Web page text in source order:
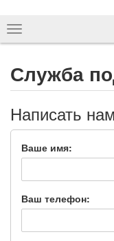
Показать
навигацию
Служба
Написать нам
Ваше имя:
Ваш телефон: